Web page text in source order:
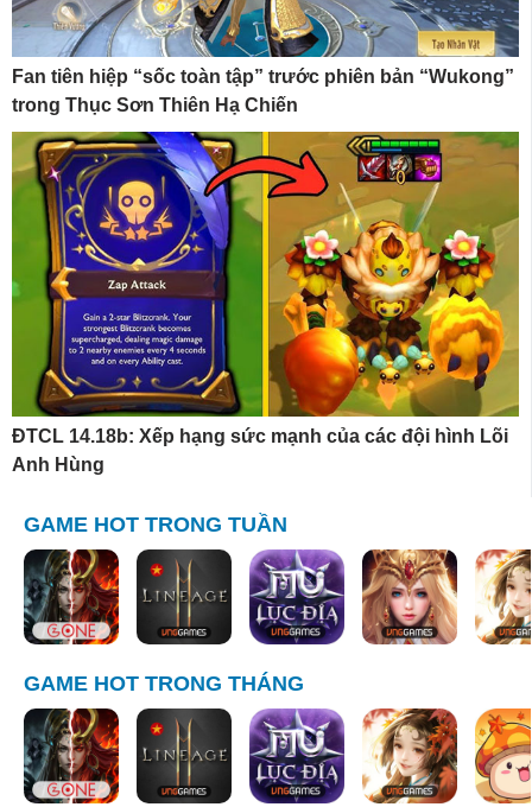
Fan tiên hiệp “sốc toàn tập” trước phiên bản “Wukong”
trong Thục Sơn Thiên Hạ Chiến
ĐTCL 14.18b: Xếp hạng sức mạnh của các đội hình Lõi
Anh Hùng
GAME HOT TRONG TUẦN
GAME HOT TRONG THÁNG